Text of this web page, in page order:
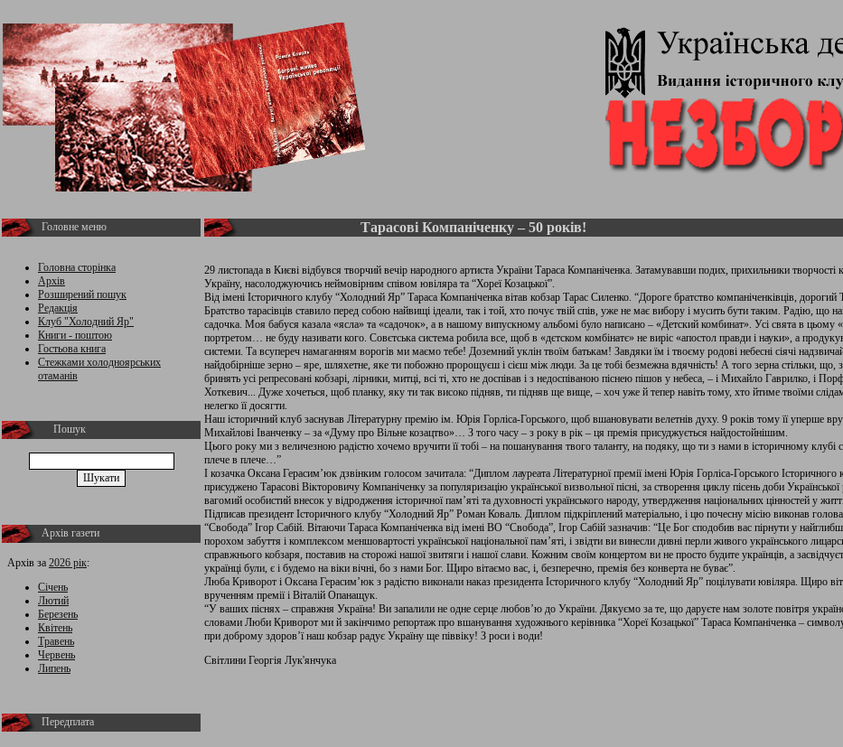
Головне меню
Головна сторінка
Архів
Розширений пошук
Редакція
Клуб "Холодний Яр"
Книги - поштою
Гостьова книга
Стежками холодноярських
отаманів
Пошук
Архів газети
Архів за 2026 рік:
Січень
Лютий
Березень
Квітень
Травень
Червень
Липень
Передплата
Тарасові Компаніченку – 50 років!
29 листопада в Києві відбувся творчий вечір народного артиста України Тараса Компаніченка. Затамувавши подих, прихильники
Україну, насолоджуючись неймовірним співом ювіляра та “Хореї Козацької”.
Від імені Історичного клубу “Холодний Яр” Тараса Компаніченка вітав кобзар Тарас Силенко. “Дороге братство компаніченківців,
Братство тарасівців ставило перед собою найвищі ідеали, так і той, хто почує твій спів, уже не має вибору і мусить бути таким. Радію, що
садочка. Моя бабуся казала «ясла» та «садочок», а в нашому випускному альбомі було написано – «Детский комбинат». Усі свята в цьому
портретом… не буду називати кого. Совєтська система робила все, щоб в «дєтском комбінатє» не виріс «апостол правди і науки», а
системи. Та всупереч намаганням ворогів ми маємо тебе! Доземний уклін твоїм батькам! Завдяки їм і твоєму родові небесні сіячі
найдобірніше зерно – яре, шляхетне, яке ти побожно пророщуєш і сієш між люди. За це тобі безмежна вдячність! А того зерна стільки, що,
бринять усі репресовані кобзарі, лірники, митці, всі ті, хто не доспівав і з недоспіваною піснею пішов у небеса, – і Михайло Гаврилко, і
Хоткевич... Дуже хочеться, щоб планку, яку ти так високо підняв, ти підняв ще вище, – хоч уже й тепер навіть тому, хто йтиме твоїми
нелегко її досягти.
Наш історичний клуб заснував Літературну премію ім. Юрія Горліса-Горського, щоб вшановувати велетнів духу. 9 років тому її уперше
Михайлові Іванченку – за «Думу про Вільне козацтво»… З того часу – з року в рік – ця премія присуджується найдостойнішим.
Цього року ми з величезною радістю хочемо вручити її тобі – на пошанування твого таланту, на подяку, що ти з нами в історичному клубі
плече в плече…”
І козачка Оксана Герасим’юк дзвінким голосом зачитала: “Диплом лауреата Літературної премії імені Юрія Горліса-Горського
присуджено Тарасові Вікторовичу Компаніченку за популяризацію української визвольної пісні, за створення циклу пісень доби
вагомий особистий внесок у відродження історичної пам’яті та духовності українського народу, утвердження національних цінностей у
Підписав президент Історичного клубу “Холодний Яр” Роман Коваль. Диплом підкріплений матеріально, і цю почесну місію виконав голова
“Свобода” Ігор Сабій. Вітаючи Тараса Компаніченка від імені ВО “Свобода”, Ігор Сабій зазначив: “Це Бог сподобив вас пірнути у
порохом забуття і комплексом меншовартості української національної пам’яті, і звідти ви винесли дивні перли живого українського
справжнього кобзаря, поставив на сторожі нашої звитяги і нашої слави. Кожним своїм концертом ви не просто будите українців, а
українці були, є і будемо на віки вічні, бо з нами Бог. Щиро вітаємо вас, і, безперечно, премія без конверта не буває”.
Люба Криворот і Оксана Герасим’юк з радістю виконали наказ президента Історичного клубу “Холодний Яр” поцілувати ювіляра. Щиро
врученням премії і Віталій Опанащук.
“У ваших піснях – справжня Україна! Ви запалили не одне серце любов’ю до України. Дякуємо за те, що даруєте нам золоте повітря
словами Люби Криворот ми й закінчимо репортаж про вшанування художнього керівника “Хореї Козацької” Тараса Компаніченка –
при доброму здоров’ї наш кобзар радує Україну ще піввіку! З роси і води!
Світлини Георгія Лук'янчука